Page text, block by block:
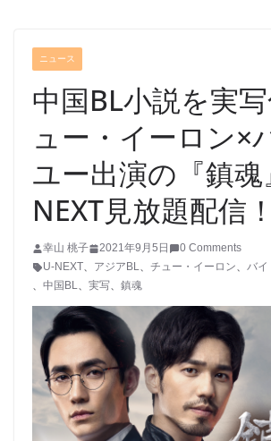
ニュース
中国BL小説を実
ュー・イーロン×
ユー出演の『鎮
NEXT見放題配信！
幸山 桃子 2021年9月5日
0 Comments
U-NEXT、 アジアBL、 チュー・イーロン、 バイ
、 中国BL、 実写、 鎮魂